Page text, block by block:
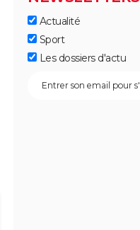
Actualité
Sport
Les dossiers d'actu